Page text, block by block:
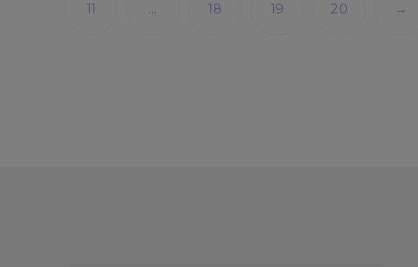
11 … 18 19 20 →